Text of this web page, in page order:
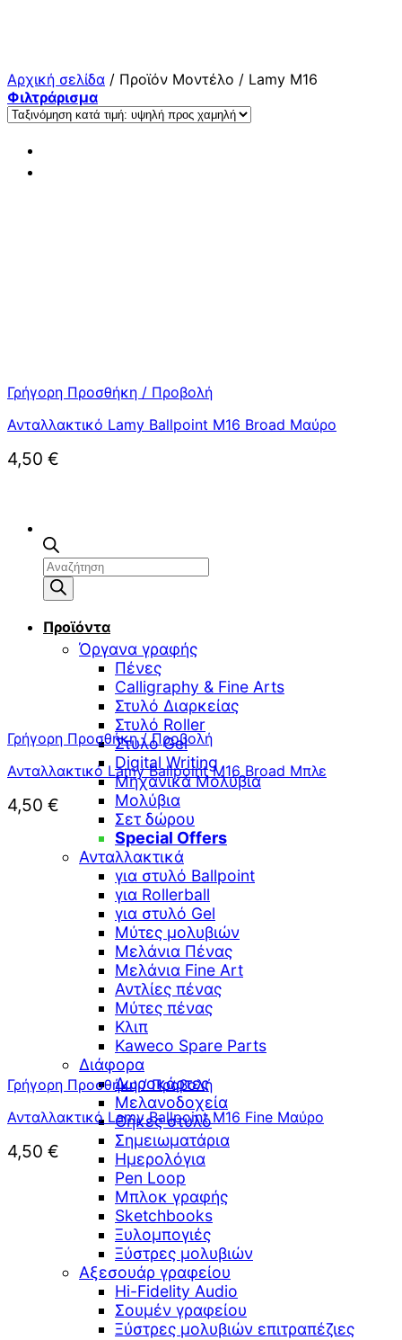
Αναζήτηση
προϊόντων
Προϊόντα
Όργανα γραφής
Πένες
Calligraphy & Fine Arts
Στυλό Διαρκείας
Στυλό Roller
Στυλό Gel
Digital Writing
Μηχανικά Μολύβια
Μολύβια
Σετ δώρου
Special Offers
Ανταλλακτικά
για στυλό Ballpoint
για Rollerball
για στυλό Gel
Μύτες μολυβιών
Μελάνια Πένας
Μελάνια Fine Art
Αντλίες πένας
Μύτες πένας
Κλιπ
Kaweco Spare Parts
Διάφορα
Δωροκάρτες
Μελανοδοχεία
Θήκες στυλό
Σημειωματάρια
Ημερολόγια
Pen Loop
Μπλοκ γραφής
Sketchbooks
Ξυλομπογιές
Ξύστρες μολυβιών
Αξεσουάρ γραφείου
Hi-Fidelity Audio
Σουμέν γραφείου
Ξύστρες μολυβιών επιτραπέζιες
Αρχική σελίδα / Προϊόν Μοντέλο / Lamy M16
Φιλτράρισμα
Γρήγορη Προσθήκη / Προβολή
Ανταλλακτικό Lamy Ballpoint M16 Broad Μαύρο
4,50 €
Γρήγορη Προσθήκη / Προβολή
Ανταλλακτικό Lamy Ballpoint M16 Broad Μπλε
4,50 €
Γρήγορη Προσθήκη / Προβολή
Ανταλλακτικό Lamy Ballpoint M16 Fine Μαύρο
4,50 €